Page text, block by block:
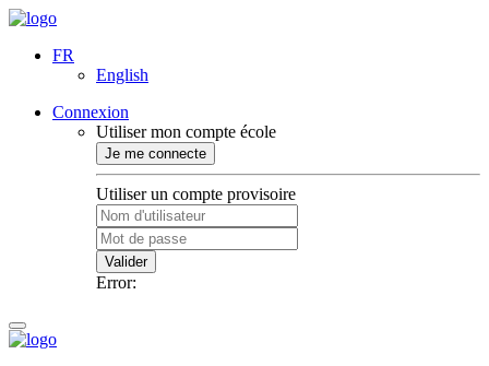
FR
English
Connexion
Utiliser mon compte école
Je me connecte
Utiliser un compte provisoire
Valider
Error: